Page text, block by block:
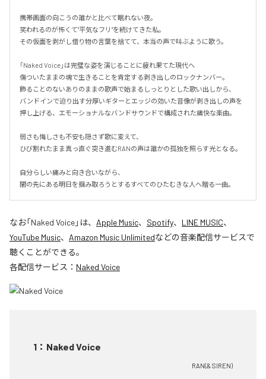
携帯画面の向こうの誰かと比べて眠れない夜。
笑われるのが怖くて"平気なフリ"を続けてきた私。
その仮面を剥がし借り物の言葉を捨てて、本当の声で叫ぶように歌う。
「Naked Voice」は完璧な姿を演じることに疲れ果てた現代へ
傷ついたままの魂で生きることを肯定する剥き出しのロックナンバー。
飾ることのないありのままの歌声で始まるしっとりとした歌い出しから、
バンドインで迫り出す分厚いギターとエッジの効いた音像が剥き出しの声を
押し上げる、エモーショナルなバンドサウンドで構成された痛快な楽曲。
弱さも悔しさも不安も隠さず歌に変えて、
ひび割れたまま真っ直ぐ突き進むRANの声は誰かの孤独を照らす光となる。
自分らしい痛みと向き合いながら、
闇の先にある明日を掴み取ろうとするすべてのひたむきな人へ贈る一曲。
なお「Naked Voice」は、 Apple Music、 Spotify、 LINE MUSIC、
YouTube Music、 Amazon Music Unlimitedなどの音楽配信サービスで
聴くことができる。
各配信サービス： Naked Voice
1 ： Naked Voice
RAN(& SIREN)